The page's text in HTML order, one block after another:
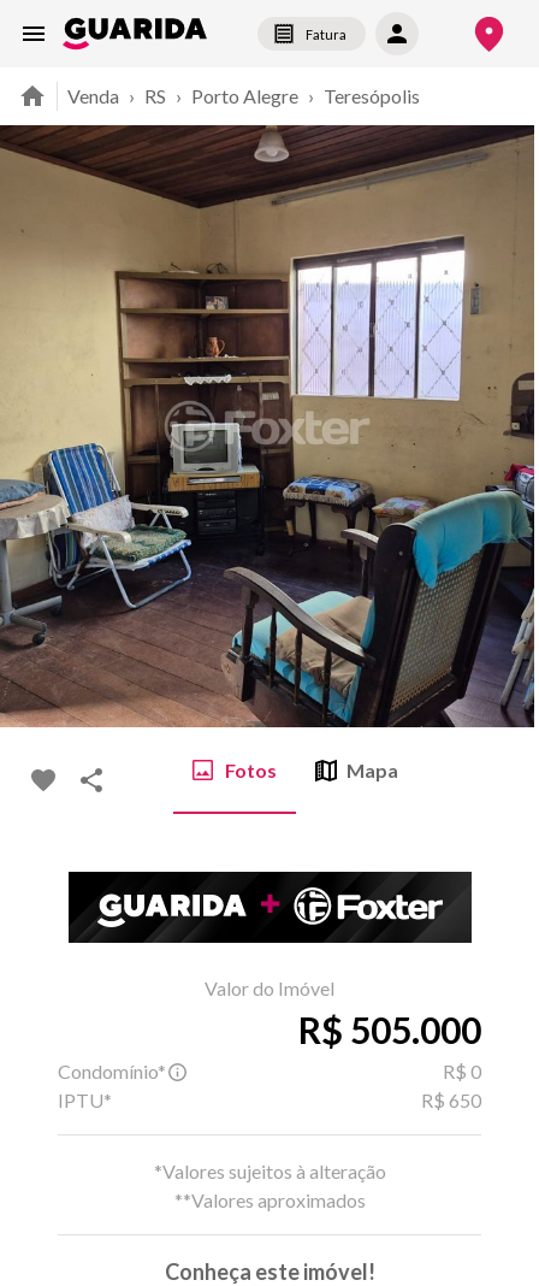
Fatura
Venda › RS › Porto Alegre › Teresópolis
Fotos Mapa
Valor do Imóvel
R$ 505.000
Condomínio*
R$ 0
IPTU*
R$ 650
*Valores sujeitos à alteração
**Valores aproximados
Conheça este imóvel!